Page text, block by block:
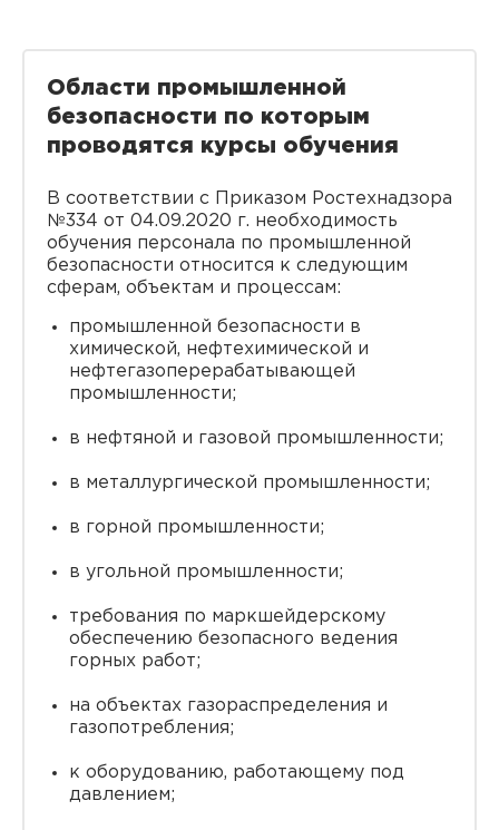
Области промышленной
безопасности по которым
проводятся курсы обучения
В соответствии с Приказом Ростехнадзора
№334 от 04.09.2020 г. необходимость
обучения персонала по промышленной
безопасности относится к следующим
сферам, объектам и процессам:
промышленной безопасности в
химической, нефтехимической и
нефтегазоперерабатывающей
промышленности;
в нефтяной и газовой промышленности;
в металлургической промышленности;
в горной промышленности;
в угольной промышленности;
требования по маркшейдерскому
обеспечению безопасного ведения
горных работ;
на объектах газораспределения и
газопотребления;
к оборудованию, работающему под
давлением;